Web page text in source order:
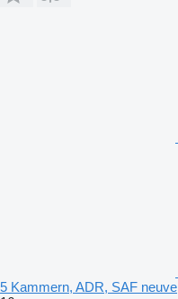
5 Kammern, ADR, SAF neuve